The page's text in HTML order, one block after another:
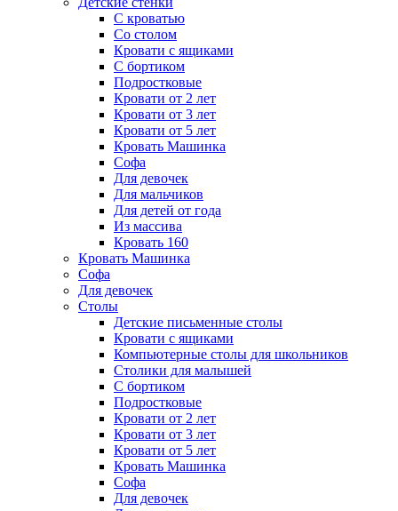
С кроватью
Со столом
Кровати с ящиками
С бортиком
Подростковые
Кровати от 2 лет
Кровати от 3 лет
Кровати от 5 лет
Кровать Машинка
Софа
Для девочек
Для мальчиков
Для детей от года
Из массива
Кровать 160
Кровать Машинка
Софа
Для девочек
Столы
Детские письменные столы
Кровати с ящиками
Компьютерные столы для школьников
Столики для малышей
С бортиком
Подростковые
Кровати от 2 лет
Кровати от 3 лет
Кровати от 5 лет
Кровать Машинка
Софа
Для девочек